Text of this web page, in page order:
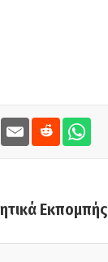
Εκπομπής